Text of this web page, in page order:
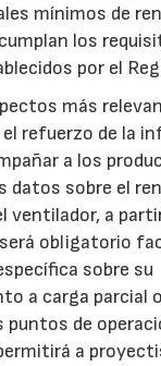
mínimos de
los
por el
más
refuerzo de la
a los
datos sobre el
ventilador, a
obligatorio
sobre su
a carga parcial
puntos de
a